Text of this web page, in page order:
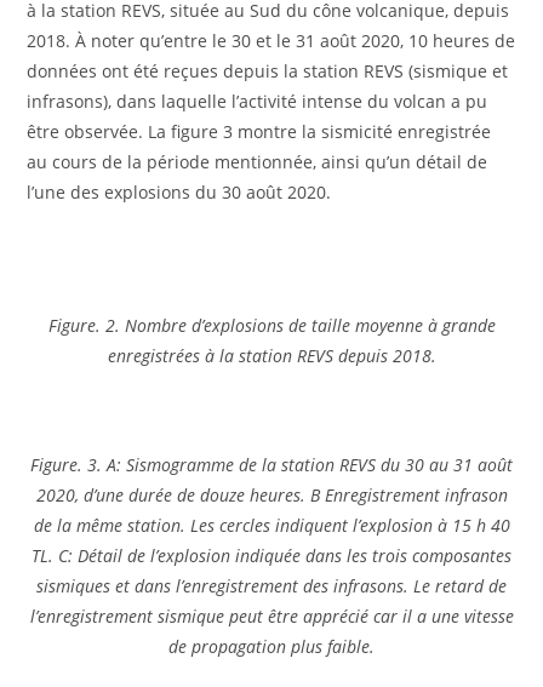
à la station REVS, située au Sud du cône volcanique, depuis
2018. À noter qu’entre le 30 et le 31 août 2020, 10 heures de
données ont été reçues depuis la station REVS (sismique et
infrasons), dans laquelle l’activité intense du volcan a pu
être observée. La figure 3 montre la sismicité enregistrée
au cours de la période mentionnée, ainsi qu’un détail de
l’une des explosions du 30 août 2020.
Figure. 2. Nombre d’explosions de taille moyenne à grande
enregistrées à la station REVS depuis 2018.
Figure. 3. A: Sismogramme de la station REVS du 30 au 31 août
2020, d’une durée de douze heures. B Enregistrement infrason
de la même station. Les cercles indiquent l’explosion à 15 h 40
TL. C: Détail de l’explosion indiquée dans les trois composantes
sismiques et dans l’enregistrement des infrasons. Le retard de
l’enregistrement sismique peut être apprécié car il a une vitesse
de propagation plus faible.